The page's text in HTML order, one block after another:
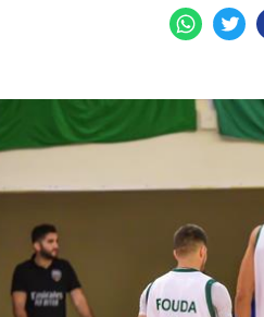
Facebook
Twitter